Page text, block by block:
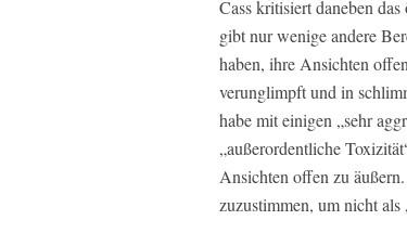
Cass kritisiert daneben
gibt nur wenige andere
haben, ihre Ansichten
verunglimpft und in
habe mit einigen „sehr
„außerordentliche
Ansichten offen zu
zuzustimmen, um nicht als